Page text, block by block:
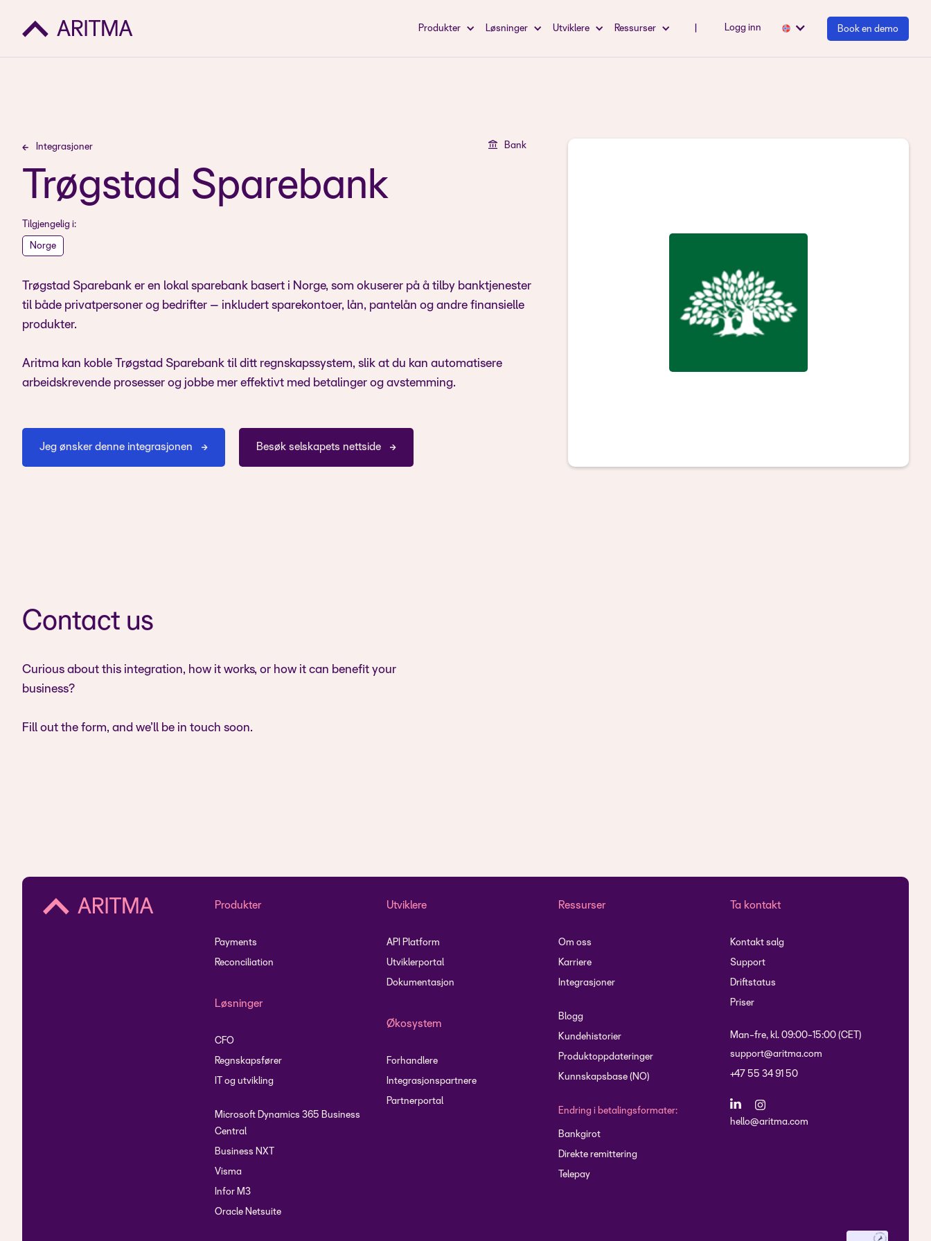
Produkter Løsninger Utviklere Ressurser Logg inn Book en demo
Integrasjoner Bank
Trøgstad Sparebank
Tilgjengelig i:
Norge
Trøgstad Sparebank er en lokal sparebank basert i Norge, som okuserer på å tilby banktjenester
til både privatpersoner og bedrifter – inkludert sparekontoer, lån, pantelån og andre finansielle
produkter.
Aritma kan koble Trøgstad Sparebank til ditt regnskapssystem, slik at du kan automatisere
arbeidskrevende prosesser og jobbe mer effektivt med betalinger og avstemming.
Jeg ønsker denne integrasjonen Besøk selskapets nettside
Contact us
Curious about this integration, how it works, or how it can benefit your
business?
Fill out the form, and we’ll be in touch soon.
Produkter
Payments
Reconciliation
Løsninger
CFO
Regnskapsfører
IT og utvikling
Microsoft Dynamics 365 Business
Central
Business NXT
Visma
Infor M3
Oracle Netsuite
Utviklere
API Platform
Utviklerportal
Dokumentasjon
Økosystem
Forhandlere
Integrasjonspartnere
Partnerportal
Ressurser
Om oss
Karriere
Integrasjoner
Blogg
Kundehistorier
Produktoppdateringer
Kunnskapsbase (NO)
Endring i betalingsformater:
Bankgirot
Direkte remittering
Telepay
Ta kontakt
Kontakt salg
Support
Driftstatus
Priser
Man-fre, kl. 09:00-15:00 (CET)
support@aritma.com
+47 55 34 91 50
hello@aritma.com